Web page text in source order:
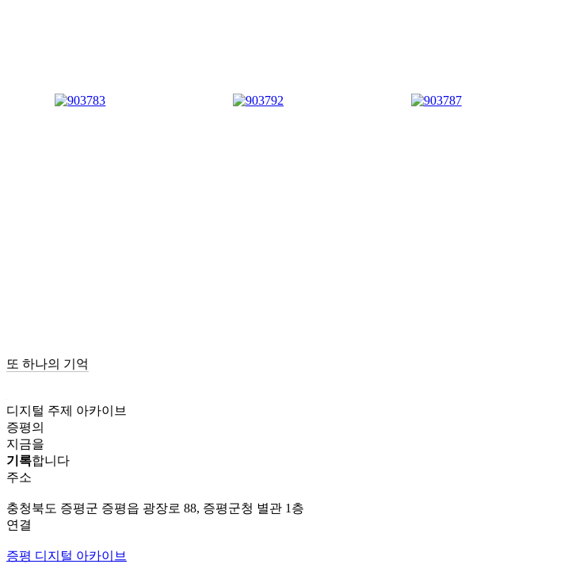
또 하나의 기억
디지털 주제 아카이브
증평의
지금을
기록합니다
주소
충청북도 증평군 증평읍 광장로 88, 증평군청 별관 1층
연결
증평 디지털 아카이브